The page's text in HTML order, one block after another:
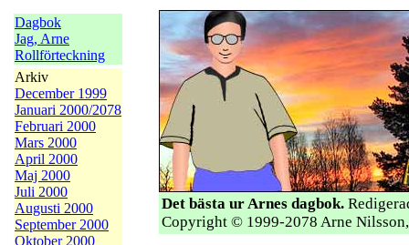
Dagbok
Jag, Arne
Rollförteckning
Arkiv
December 1999
Januari 2000/2078
Februari 2000
Mars 2000
April 2000
Maj 2000
Juli 2000
Augusti 2000
September 2000
Oktober 2000
Det bästa ur Arnes dagbok.
Copyright © 1999-2078 Arne